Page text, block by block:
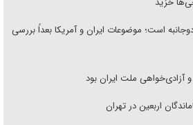
است؛ موضوعات ایران و آمریکا بعداً بررسی
ملت ایران بود
اربعین در تهران